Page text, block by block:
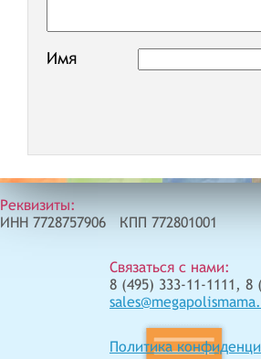
Имя
Реквизиты:
ИНН 7728757906 КПП 772801001
Связаться с нами:
8 (495) 333-11-1111, 8
Политика